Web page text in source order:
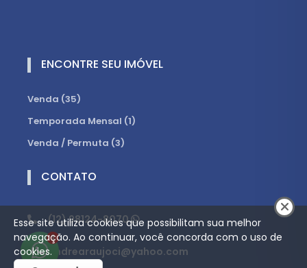
ENCONTRE SEU IMÓVEL
Venda (35)
Temporada Mensal (1)
Venda / Permuta (3)
CONTATO
(12) 98124-8070
andrearaujoci@yahoo.com
1
Esse site utiliza cookies que possibilitam sua melhor
navegação. Ao continuar, você concorda com o uso de
cookies.